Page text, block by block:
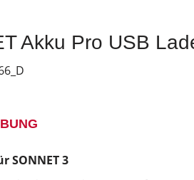
Akku Pro USB
SONNET 3